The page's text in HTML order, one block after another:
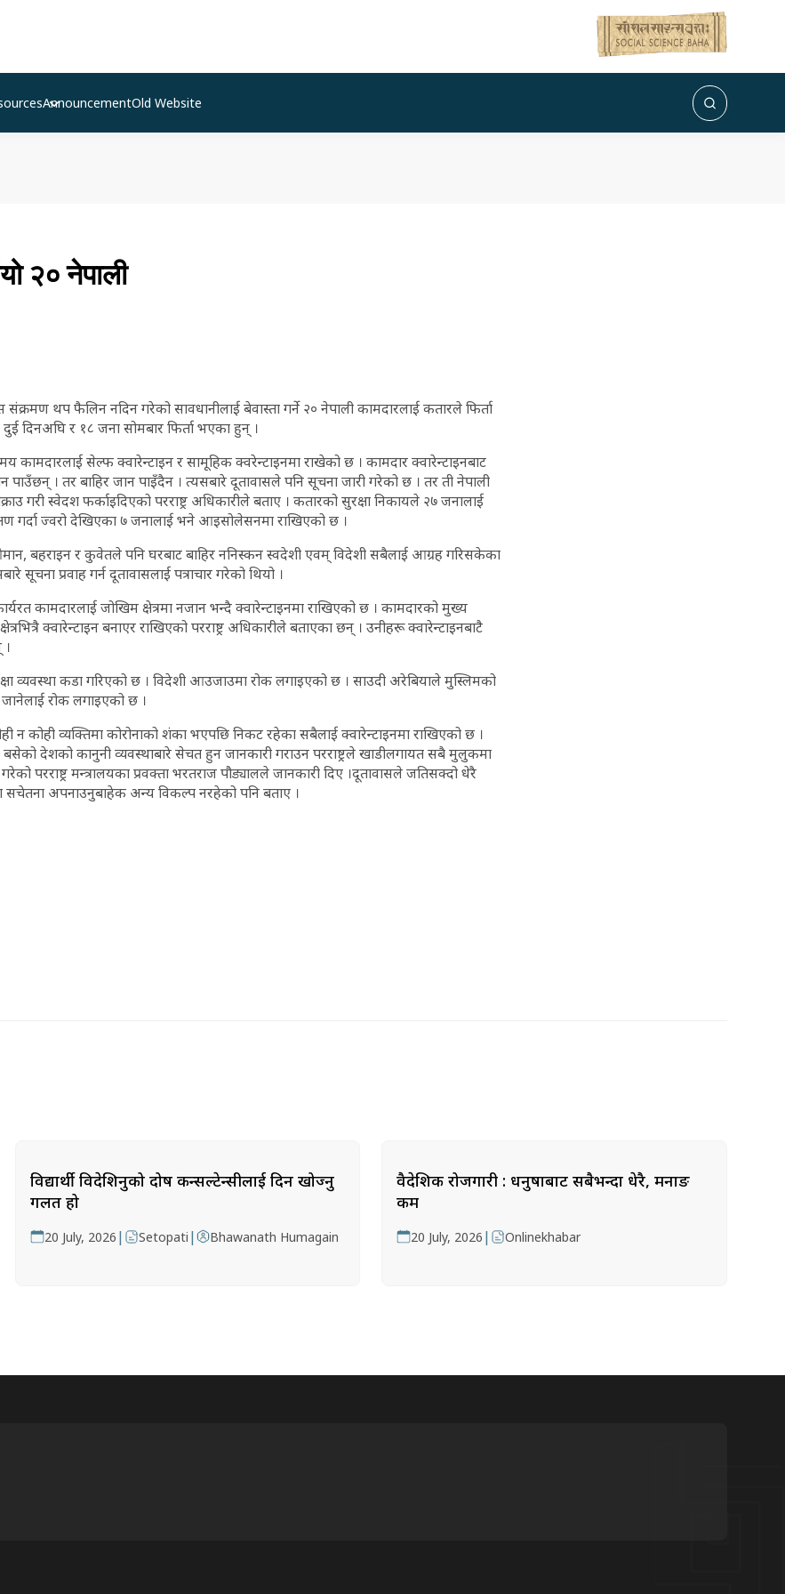
AnnouncementOld Website
२० नेपाली
संक्रमण थप फैलिन नदिन गरेको सावधानीलाई बेवास्ता गर्ने २० नेपाली कामदारलाई कतारले फिर्ता
दिनअघि र १८ जना सोमबार फिर्ता भएका हुन् ।
सेल्फ क्वारेन्टाइन र सामूहिक क्वरेन्टाइनमा राखेको छ । कामदार क्वारेन्टाइनबाट
पाउँछन् । तर बाहिर जान पाइँदैन । त्यसबारे दूतावासले पनि सूचना जारी गरेको छ । तर ती नेपाली
गरी स्वेदश फर्काइदिएको परराष्ट्र अधिकारीले बताए । कतारको सुरक्षा निकायले २७ जनालाई
गर्दा ज्वरो देखिएका ७ जनालाई भने आइसोलेसनमा राखिएको छ ।
बहराइन र कुवेतले पनि घरबाट बाहिर ननिस्कन स्वदेशी एवम् विदेशी सबैलाई आग्रह गरिसकेका
सूचना प्रवाह गर्न दूतावासलाई पत्राचार गरेको थियो ।
कामदारलाई जोखिम क्षेत्रमा नजान भन्दै क्वारेन्टाइनमा राखिएको छ । कामदारको मुख्य
क्वारेन्टाइन बनाएर राखिएको परराष्ट्र अधिकारीले बताएका छन् । उनीहरू क्वारेन्टाइनबाटै
व्यवस्था कडा गरिएको छ । विदेशी आउजाउमा रोक लगाइएको छ । साउदी अरेबियाले मुस्लिमको
रोक लगाइएको छ ।
न कोही व्यक्तिमा कोरोनाको शंका भएपछि निकट रहेका सबैलाई क्वारेन्टाइनमा राखिएको छ ।
देशको कानुनी व्यवस्थाबारे सेचत हुन जानकारी गराउन परराष्ट्रले खाडीलगायत सबै मुलुकमा
गरेको परराष्ट्र मन्त्रालयका प्रवक्ता भरतराज पौड्यालले जानकारी दिए ।दूतावासले जतिसक्दो धेरै
सचेतना अपनाउनुबाहेक अन्य विकल्प नरहेको पनि बताए ।
विद्यार्थी विदेशिनुको दोष कन्सल्टेन्सीलाई दिन खोज्नु
गलत हो
20 July, 2026 | Setopati | Bhawanath Humagain
वैदेशिक रोजगारी : धनुषाबाट सबैभन्दा धेरै, मनाङ
कम
20 July, 2026 | Onlinekhabar